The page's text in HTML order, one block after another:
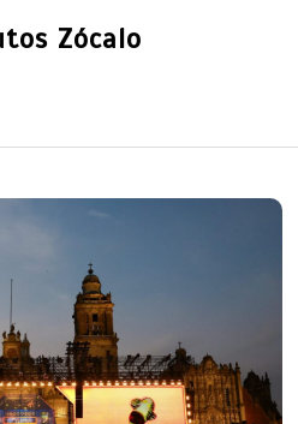
Zócalo